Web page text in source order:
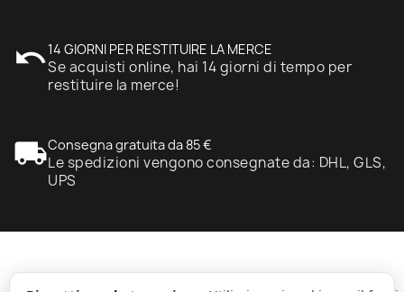
undo14 GIORNI PER RESTITUIRE LA MERCE
Se acquisti online, hai 14 giorni di tempo per
restituire la merce!
local_shippingConsegna gratuita da 85 €
Le spedizioni vengono consegnate da: DHL, GLS,
UPS
expand_more